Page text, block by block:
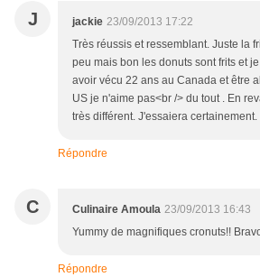
J jackie 23/09/2013 17:22
Très réussis et ressemblant. Juste la
peu mais bon les donuts sont frits et
avoir vécu 22 ans au Canada et être
US je n'aime pas<br /> du tout . En
très différent. J'essaiera
Répondre
C Culinaire Amoula 23/09/2013 16:43
Yummy de magnifiques cronuts!!
Répondre